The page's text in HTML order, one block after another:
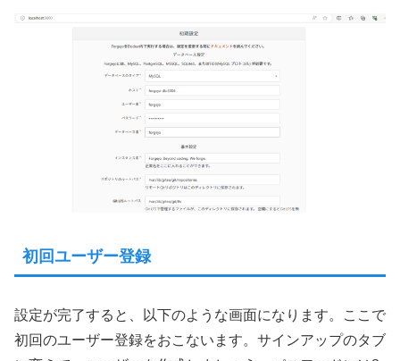
初回ユーザー登録
設定が完了すると、以下のような画面になります。ここで
初回のユーザー登録をおこないます。サインアップのタブ